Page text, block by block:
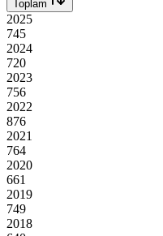
Toplam
2025
745
2024
720
2023
756
2022
876
2021
764
2020
661
2019
749
2018